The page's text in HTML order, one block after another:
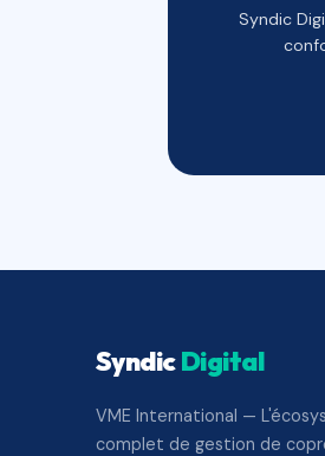
Syndic
SyndicDigital
VME International —
complet de gestion de